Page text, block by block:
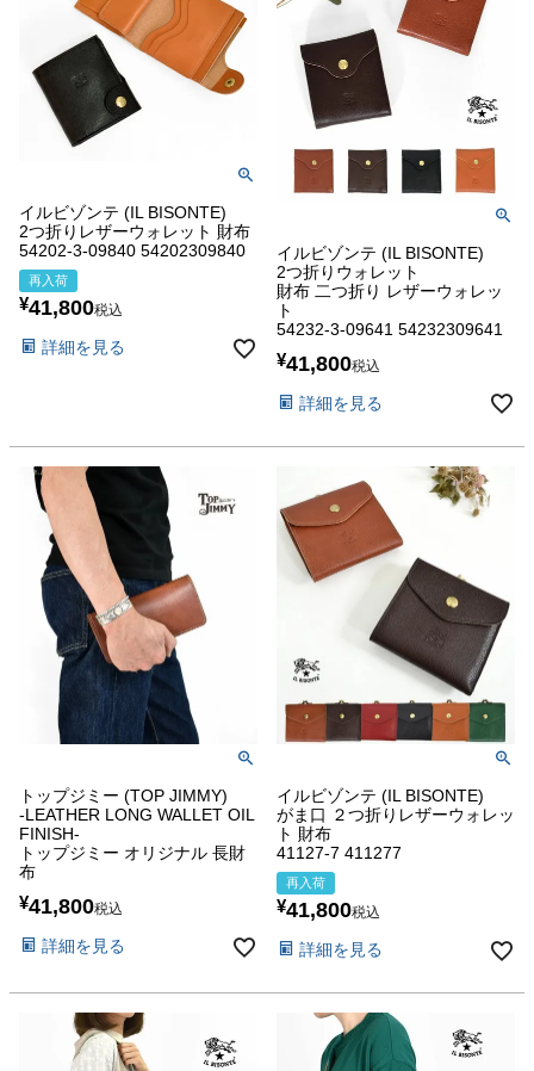
イルビゾンテ (IL BISONTE)
2つ折りレザーウォレット 財布
54202-3-09840 54202309840
再入荷
¥41,800税込
詳細を見る
イルビゾンテ (IL BISONTE)
2つ折りウォレット
財布 二つ折り レザーウォレッ
ト
54232-3-09641 54232309641
¥41,800税込
詳細を見る
トップジミー (TOP JIMMY)
-LEATHER LONG WALLET OIL
FINISH-
トップジミー オリジナル 長財
布
¥41,800税込
詳細を見る
イルビゾンテ (IL BISONTE)
がま口 ２つ折りレザーウォレッ
ト 財布
41127-7 411277
再入荷
¥41,800税込
詳細を見る